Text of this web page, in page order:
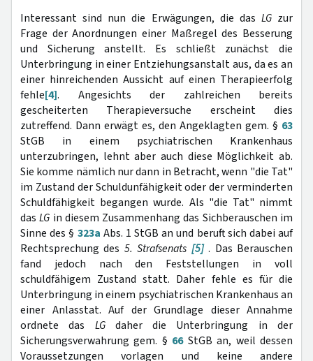
Interessant sind nun die Erwägungen, die das LGzur
Frage der Anordnungen einer Maßregel des Besserung
und Sicherung anstellt. Es schließt zunächst die
Unterbringung in einer Entziehungsanstalt aus, da es an
einer hinreichenden Aussicht auf einen Therapieerfolg
fehle[4]. Angesichts der zahlreichen bereits
gescheiterten Therapieversuche erscheint dies
zutreffend. Dann erwägt es, den Angeklagten gem. § 63
StGB in einem psychiatrischen Krankenhaus
unterzubringen, lehnt aber auch diese Möglichkeit ab.
Sie komme nämlich nur dann in Betracht, wenn "die Tat"
im Zustand der Schuldunfähigkeit oder der verminderten
Schuldfähigkeit begangen wurde. Als "die Tat" nimmt
dasLG in diesem Zusammenhang das Sichberauschen im
Sinne des § 323a Abs. 1 StGB an und beruft sich dabei auf
Rechtsprechung des 5. Strafsenats [5]. Das Berauschen
fand jedoch nach den Feststellungen in voll
schuldfähigem Zustand statt. Daher fehle es für die
Unterbringung in einem psychiatrischen Krankenhaus an
einer Anlasstat. Auf der Grundlage dieser Annahme
ordnete das LGdaher die Unterbringung in der
Sicherungsverwahrung gem. § 66StGB an, weil dessen
Voraussetzungen vorlagen und keine andere